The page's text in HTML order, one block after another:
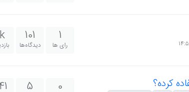
1
رای ها
101
دیدگاه‌ها
کرده؟ 0
5